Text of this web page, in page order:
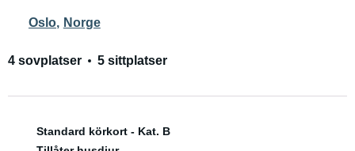
Oslo, Norge
4 sovplatser 5 sittplatser
Standard körkort - Kat. B